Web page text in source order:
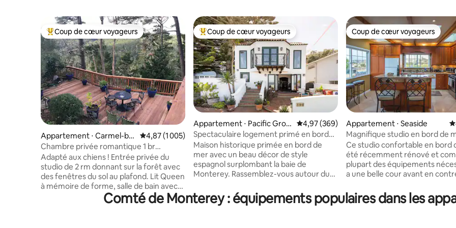
Coups de cœur voyageurs les plus appréciés
Coup de cœur voyageurs
Appartement ⋅ Carmel-by-
the-Sea
Évaluation moyenne sur la base de 1 005 commentaires : 4,87 sur 5
4,87 (1 005)
Chambre privée romantique 1 br
homestay love dogs
Adapté aux chiens ! Entrée privée du
studio de 2 rm donnant sur la forêt avec
des fenêtres du sol au plafond. Lit Queen
à mémoire de forme, salle de bain avec
douche et équipements, kitchenette
avec vaisselle, four à micro-
Coups de cœur voyageurs les plus appréciés
Coup de cœur voyageurs
Appartement ⋅ Pacific Grov
e
Évaluation moyenne sur la base de 369
4,97 (369)
Spectaculaire logement primé en bord
de mer avec 2 chambres et 2 salles de
bain
Maison historique primée en bord de
mer avec un beau décor de style
espagnol surplombant la baie de
Monterey. Rassemblez-vous autour du
baleines, les phoques, les loutres et les
dauphins depuis le patio traditionnel
Coup de cœur voyageurs
Coup de cœur voyageurs
Appartement ⋅ Seaside
Magnifique studio en bord de
4 personnes
Ce studio confortable en bord
été récemment rénové et
plupart des équipements
a une belle cour avant en
camp qui est partagé avec
Le studio dispose d'une
Comté de Monterey : équipements populaires dans les